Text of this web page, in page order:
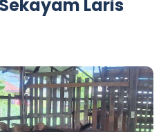
Laris